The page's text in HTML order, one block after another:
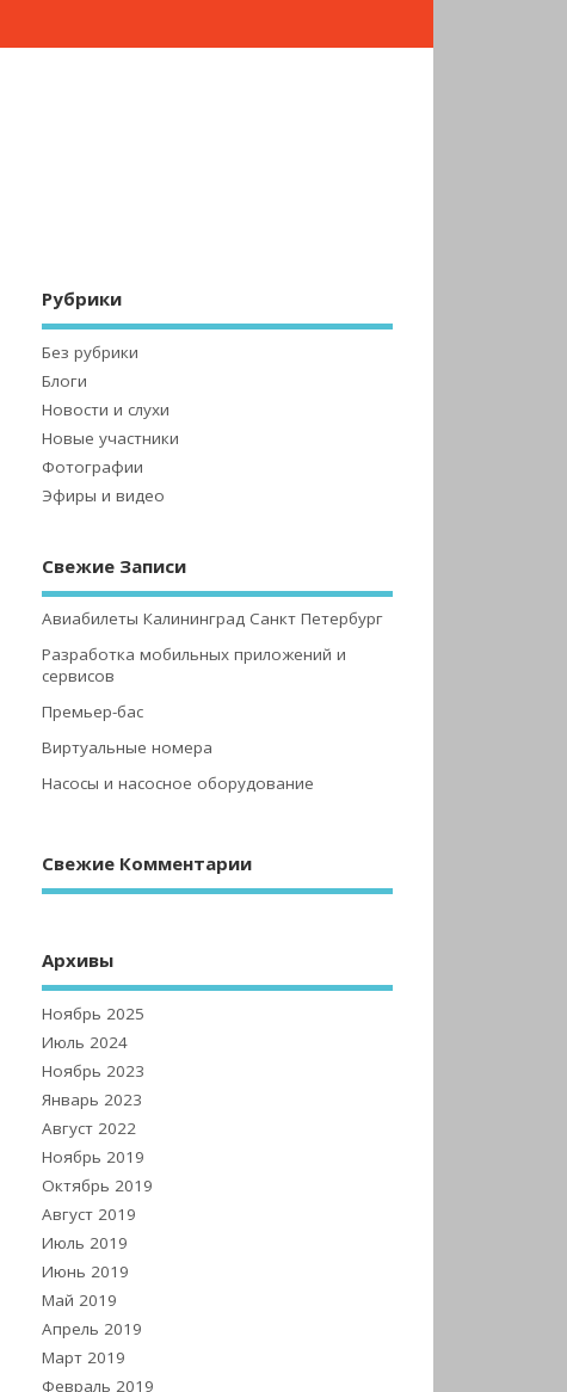
Рубрики
Без рубрики
Блоги
Новости и слухи
Новые участники
Фотографии
Эфиры и видео
Свежие Записи
Авиабилеты Калининград Санкт Петербург
Разработка мобильных приложений и
сервисов
Премьер-бас
Виртуальные номера
Насосы и насосное оборудование
Свежие Комментарии
Архивы
Ноябрь 2025
Июль 2024
Ноябрь 2023
Январь 2023
Август 2022
Ноябрь 2019
Октябрь 2019
Август 2019
Июль 2019
Июнь 2019
Май 2019
Апрель 2019
Март 2019
Февраль 2019